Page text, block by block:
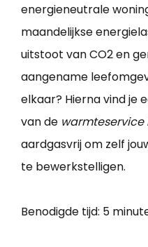
energieneutrale
maandelijkse
uitstoot van CO2 en
aangename
elkaar? Hierna vind je
van de warmteservice
aardgasvrij om zelf
te bewerkstelligen.
Benodigde tijd: 5